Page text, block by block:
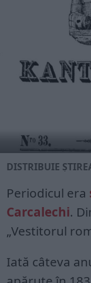
DISTRIBUIE
Periodicul era
Carcalechi.
„Vestitorul
Iată câteva